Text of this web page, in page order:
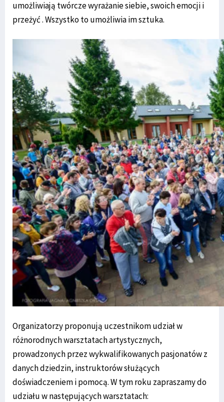
umożliwiają twórcze wyrażanie siebie, swoich emocji i
przeżyć . Wszystko to umożliwia im sztuka.
Organizatorzy proponują uczestnikom udział w
różnorodnych warsztatach artystycznych,
prowadzonych przez wykwalifikowanych pasjonatów z
danych dziedzin, instruktorów służących
doświadczeniem i pomocą. W tym roku zapraszamy do
udziału w następujących warsztatach: